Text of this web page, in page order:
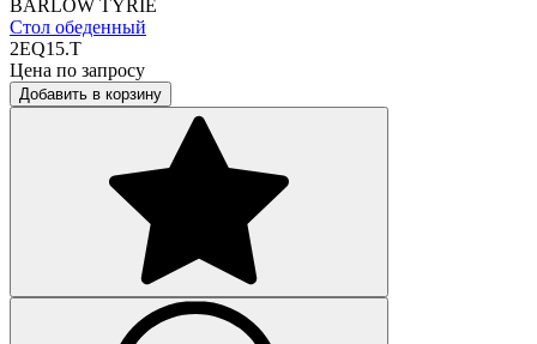
BARLOW TYRIE
Стол обеденный
2EQ15.T
Цена по запросу
Добавить в корзину